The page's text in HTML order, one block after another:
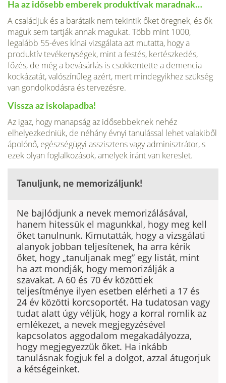
Ha az idősebb emberek produktívak maradnak…
A családjuk és a barátaik nem tekintik őket öregnek, és ők
maguk sem tartják annak magukat. Több mint 1000,
legalább 55-éves kínai vizsgálata azt mutatta, hogy a
produktív tevékenységek, mint a festés, kertészkedés,
főzés, de még a bevásárlás is csökkentette a demencia
kockázatát, valószínűleg azért, mert mindegyikhez szükség
van gondolkodásra és tervezésre.
Vissza az iskolapadba!
Az igaz, hogy manapság az idősebbeknek nehéz
elhelyezkedniük, de néhány évnyi tanulással lehet valakiből
ápolónő, egészségügyi asszisztens vagy adminisztrátor, s
ezek olyan foglalkozások, amelyek iránt van kereslet.
Tanuljunk, ne memorizáljunk!
Ne bajlódjunk a nevek memorizálásával,
hanem hitessük el magunkkal, hogy meg kell
őket tanulnunk. Kimutatták, hogy a vizsgálati
alanyok jobban teljesítenek, ha arra kérik
őket, hogy „tanuljanak meg” egy listát, mint
ha azt mondják, hogy memorizálják a
szavakat. A 60 és 70 év közöttiek
teljesítménye ilyen esetben elérheti a 17 és
24 év közötti korcsoportét. Ha tudatosan vagy
tudat alatt úgy véljük, hogy a korral romlik az
emlékezet, a nevek megjegyzésével
kapcsolatos aggodalom megakadályozza,
hogy megjegyezzük őket. Ha inkább
tanulásnak fogjuk fel a dolgot, azzal átugorjuk
a kétségeinket.